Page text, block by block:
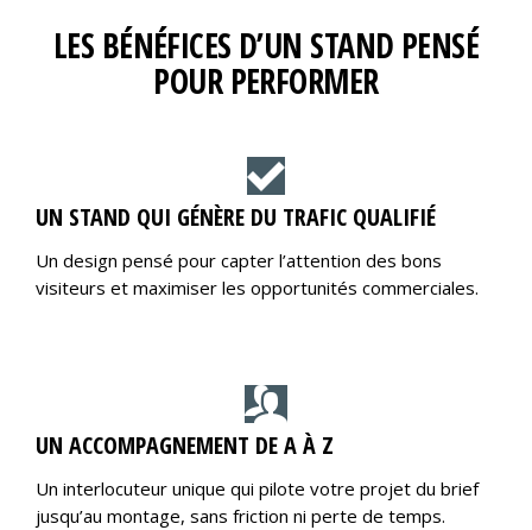
LES BÉNÉFICES D’UN STAND PENSÉ
POUR PERFORMER
UN STAND QUI GÉNÈRE DU TRAFIC QUALIFIÉ
Un design pensé pour capter l’attention des bons
visiteurs et maximiser les opportunités commerciales.
UN ACCOMPAGNEMENT DE A À Z
Un interlocuteur unique qui pilote votre projet du brief
jusqu’au montage, sans friction ni perte de temps.